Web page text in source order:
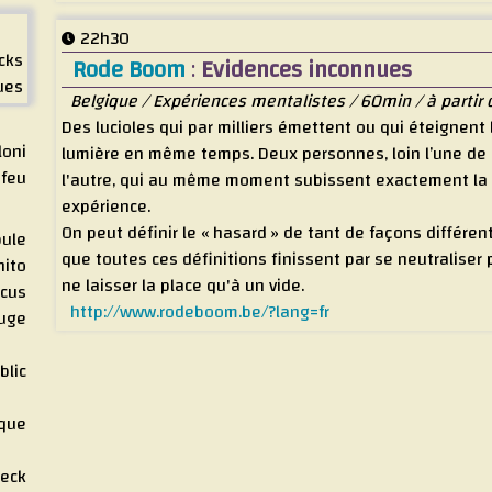
22h30
Rode Boom:Evidences inconnues
Belgique / Expériences mentalistes / 60min / à partir
Des lucioles qui par milliers émettent ou qui éteignent
lumière en même temps. Deux personnes, loin l’une de
l'autre, qui au même moment subissent exactement
expérience.
On peut définir le « hasard » de tant de façons
que toutes ces définitions finissent par se neutraliser
ne laisser la place qu'à un vide.
http://www.rodeboom.be/?lang=fr